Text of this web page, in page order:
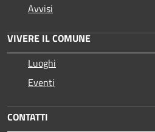
Avvisi
VIVERE IL COMUNE
Luoghi
Eventi
CONTATTI